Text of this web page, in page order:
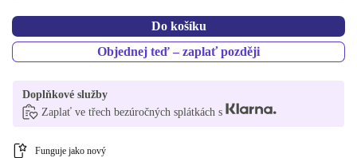
ND (severské země)
PL (polština)
SE (švédština)
Do košíku
Objednej teď – zaplať později
Doplňkové služby
Zaplať ve třech bezúročných splátkách s
Funguje jako nový